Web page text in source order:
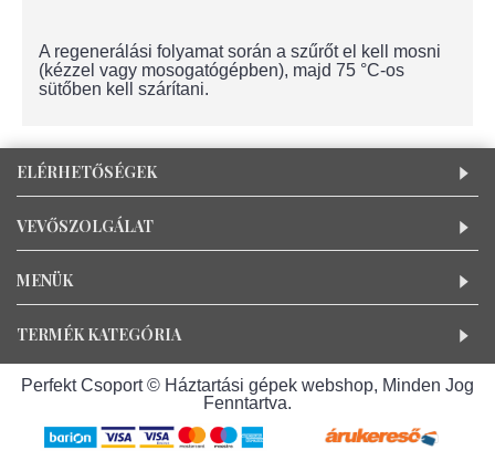
A regenerálási folyamat során a szűrőt el kell mosni
(kézzel vagy mosogatógépben), majd 75 °C-os
sütőben kell szárítani.
ELÉRHETŐSÉGEK
VEVŐSZOLGÁLAT
MENÜK
TERMÉK KATEGÓRIA
Perfekt Csoport © Háztartási gépek webshop, Minden Jog
Fenntartva.